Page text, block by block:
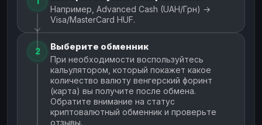
Например, Advanced Cash (UAH/Грн) →
Visa/MasterCard HUF.
2 Выберите обменник
При необходимости воспользуйтесь
кальулятором, который покажет какое
количество валюту венгерский форинт
(карта) вы получите после обмена.
Обратите внимание на статус
криптовалютный обменник и проверьте
отзывы.